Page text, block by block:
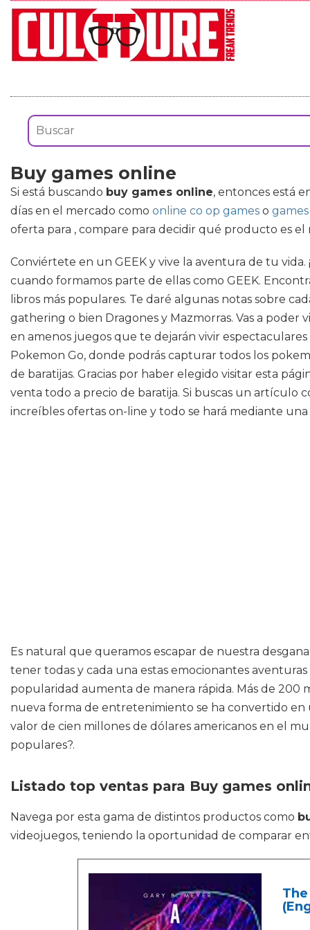
Buy games online
Si está buscando buy games online, entonces está
días en el mercado como online co op games o
oferta para , compare para decidir qué producto es el
Conviértete en un GEEK y vive la aventura de tu
cuando formamos parte de ellas como GEEK.
libros más populares. Te daré algunas notas sobre
gathering o bien Dragones y Mazmorras. Vas a poder
en amenos juegos que te dejarán vivir
Pokemon Go, donde podrás capturar todos los
de baratijas. Gracias por haber elegido visitar esta
venta todo a precio de baratija. Si buscas un artículo
increíbles ofertas on-line y todo se hará mediante
Es natural que queramos escapar de nuestra
tener todas y cada una estas emocionantes
popularidad aumenta de manera rápida. Más de 200
nueva forma de entretenimiento se ha convertido
valor de cien millones de dólares americanos en el
populares?.
Listado top ventas para Buy games
Navega por esta gama de distintos productos como
videojuegos, teniendo la oportunidad de comparar